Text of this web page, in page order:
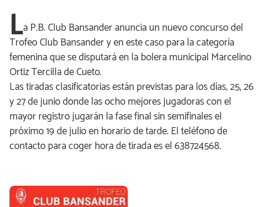
La P.B. Club Bansander anuncia un nuevo concurso del
Trofeo Club Bansander y en este caso para la categoría
femenina que se disputará en la bolera municipal Marcelino
Ortiz Tercilla de Cueto.
Las tiradas clasificatorias están previstas para los días, 25, 26
y 27 de junio donde las ocho mejores jugadoras con el
mayor registro jugarán la fase final sin semifinales el
próximo 19 de julio en horario de tarde. El teléfono de
contacto para coger hora de tirada es el 638724568.